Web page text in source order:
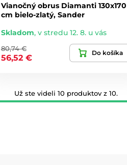
Vianočný obrus Diamanti 130x170
cm bielo-zlatý, Sander
Skladom, v stredu 12. 8. u vás
80,74 €
56,52 €
Do košíka
Už ste videli 10 produktov z 10.